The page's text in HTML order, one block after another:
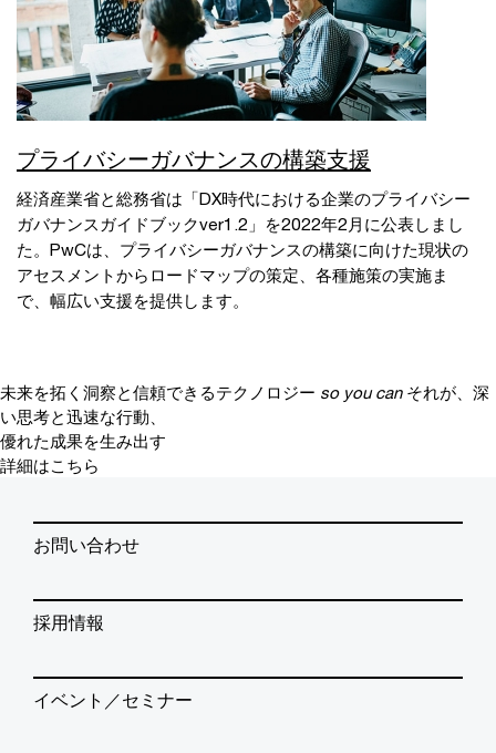
プライバシーガバナンスの構築支援
経済産業省と総務省は「DX時代における企業のプライバシー
ガバナンスガイドブックver1.2」を2022年2月に公表しまし
た。PwCは、プライバシーガバナンスの構築に向けた現状の
アセスメントからロードマップの策定、各種施策の実施ま
で、幅広い支援を提供します。
未来を拓く洞察と信頼できるテクノロジー so you can それが、深
い思考と迅速な行動、
優れた成果を生み出す
詳細はこちら
お問い合わせ
採用情報
イベント／セミナー